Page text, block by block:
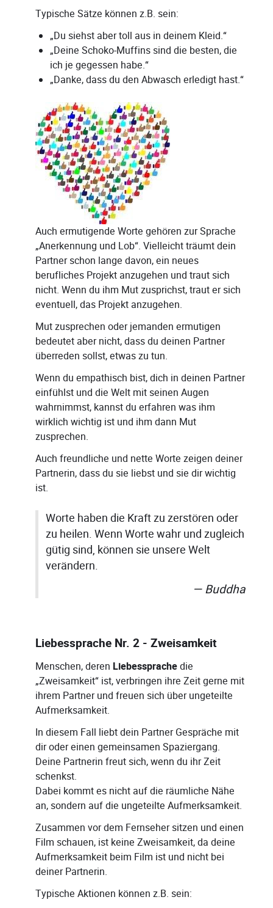
Typische Sätze können z.B. sein:
„Du siehst aber toll aus in deinem Kleid.“
„Deine Schoko-Muffins sind die besten, die
ich je gegessen habe.“
„Danke, dass du den Abwasch erledigt hast.“
Auch ermutigende Worte gehören zur Sprache
„Anerkennung und Lob“. Vielleicht träumt dein
Partner schon lange davon, ein neues
berufliches Projekt anzugehen und traut sich
nicht. Wenn du ihm Mut zusprichst, traut er sich
eventuell, das Projekt anzugehen.
Mut zusprechen oder jemanden ermutigen
bedeutet aber nicht, dass du deinen Partner
überreden sollst, etwas zu tun.
Wenn du empathisch bist, dich in deinen Partner
einfühlst und die Welt mit seinen Augen
wahrnimmst, kannst du erfahren was ihm
wirklich wichtig ist und ihm dann Mut
zusprechen.
Auch freundliche und nette Worte zeigen deiner
Partnerin, dass du sie liebst und sie dir wichtig
ist.
Worte haben die Kraft zu zerstören oder
zu heilen. Wenn Worte wahr und zugleich
gütig sind, können sie unsere Welt
verändern.
Buddha
Liebessprache Nr. 2 - Zweisamkeit
Menschen, deren Liebessprachedie
„Zweisamkeit“ ist, verbringen ihre Zeit gerne mit
ihrem Partner und freuen sich über ungeteilte
Aufmerksamkeit.
In diesem Fall liebt dein Partner Gespräche mit
dir oder einen gemeinsamen Spaziergang.
Deine Partnerin freut sich, wenn du ihr Zeit
schenkst.
Dabei kommt es nicht auf die räumliche Nähe
an, sondern auf die ungeteilte Aufmerksamkeit.
Zusammen vor dem Fernseher sitzen und einen
Film schauen, ist keine Zweisamkeit, da deine
Aufmerksamkeit beim Film ist und nicht bei
deiner Partnerin.
Typische Aktionen können z.B. sein: